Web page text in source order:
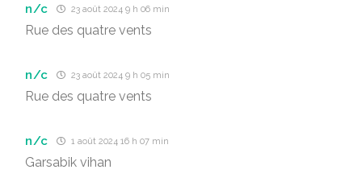
n/c 23 août 2024 9 h 06 min
Rue des quatre vents
n/c 23 août 2024 9 h 05 min
Rue des quatre vents
n/c 1 août 2024 16 h 07 min
Garsabik vihan